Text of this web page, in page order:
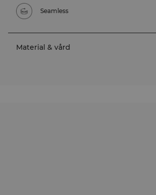
Seamless
Material & vård